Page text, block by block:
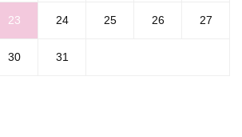
23 24 25 26 27
30 31